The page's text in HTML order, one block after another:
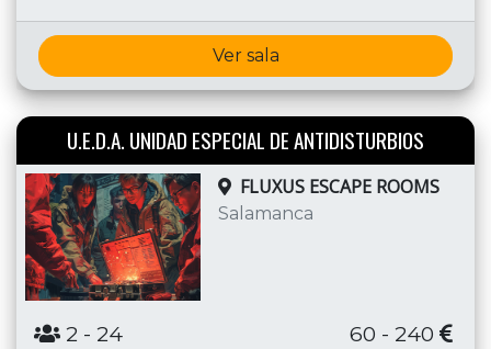
Ver sala
U.E.D.A. UNIDAD ESPECIAL DE ANTIDISTURBIOS
FLUXUS ESCAPE ROOMS
Salamanca
2 - 24 60 - 240